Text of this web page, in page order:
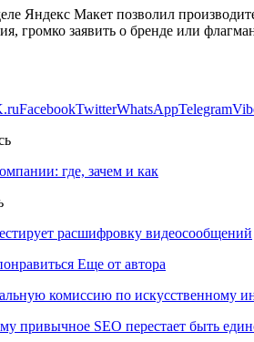
Яндекс Макет позволил
громко заявить о бренде или
FacebookTwitterWhatsAppTelegram
где, зачем и как
расшифровку видеосообщений
Еще от автора
комиссию по искусственному
привычное SEO перестает быть